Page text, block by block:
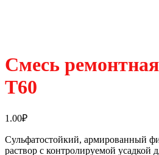
Смесь
T60
1.00₽
Сульфатостойкий, армированный
раствор с контролируемой усадкой